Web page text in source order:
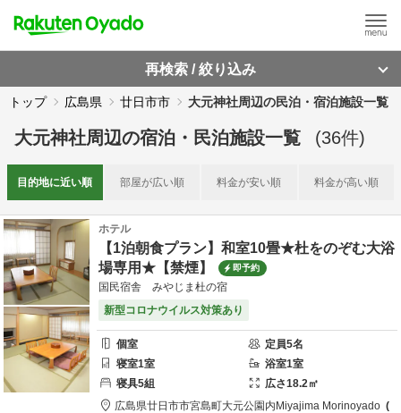
再検索 / 絞り込み
トップ 広島県 廿日市市 大元神社周辺の民泊・宿泊施設一覧
大元神社周辺の宿泊・民泊施設一覧 (36件)
目的地に近い順 部屋が広い順 料金が安い順 料金が高い順
ホテル
【1泊朝食プラン】和室10畳★杜をのぞむ大浴
場専用★【禁煙】
即予約
国民宿舎 みやじま杜の宿
新型コロナウイルス対策あり
個室 定員5名
寝室1室 浴室1室
寝具5組 広さ18.2㎡
広島県廿日市市宮島町大元公園内 Miyajima Morinoyado